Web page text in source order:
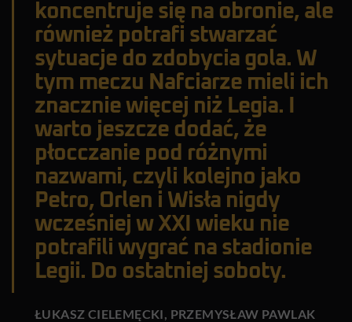
koncentruje się na obronie, ale
również potrafi stwarzać
sytuacje do zdobycia gola. W
tym meczu Nafciarze mieli ich
znacznie więcej niż Legia. I
warto jeszcze dodać, że
płocczanie pod różnymi
nazwami, czyli kolejno jako
Petro, Orlen i Wisła nigdy
wcześniej w XXI wieku nie
potrafili wygrać na stadionie
Legii. Do ostatniej soboty.
ŁUKASZ CIELEMĘCKI, PRZEMYSŁAW PAWLAK